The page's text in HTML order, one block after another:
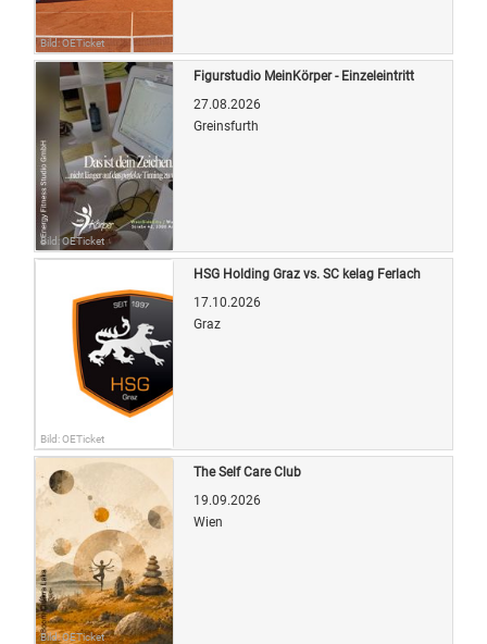
Bild: OETicket
Bild: OETicket
Figurstudio MeinKörper - Einzeleintritt
27.08.2026
Greinsfurth
Bild: OETicket
HSG Holding Graz vs. SC kelag Ferlach
17.10.2026
Graz
Bild: OETicket
The Self Care Club
19.09.2026
Wien